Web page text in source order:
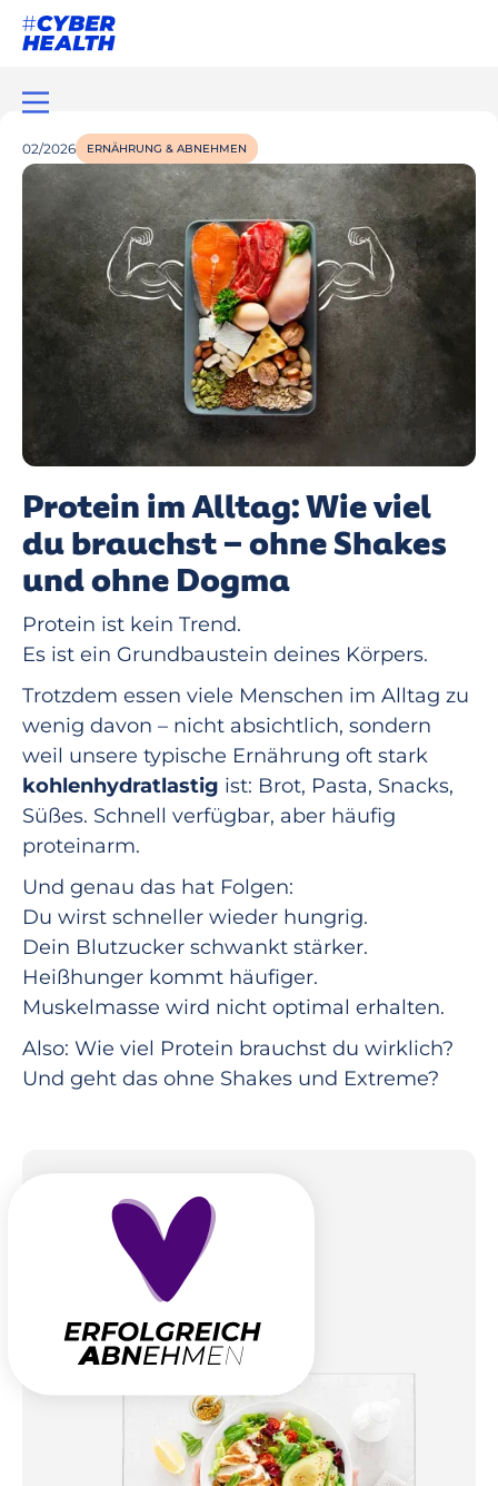
02/2026 ERNÄHRUNG & ABNEHMEN
Protein im Alltag: Wie viel
du brauchst – ohne Shakes
und ohne Dogma
Protein ist kein Trend.
Es ist ein Grundbaustein deines Körpers.
Trotzdem essen viele Menschen im Alltag zu
wenig davon – nicht absichtlich, sondern
weil unsere typische Ernährung oft stark
kohlenhydratlastig ist: Brot, Pasta, Snacks,
Süßes. Schnell verfügbar, aber häufig
proteinarm.
Und genau das hat Folgen:
Du wirst schneller wieder hungrig.
Dein Blutzucker schwankt stärker.
Heißhunger kommt häufiger.
Muskelmasse wird nicht optimal erhalten.
Also: Wie viel Protein brauchst du wirklich?
Und geht das ohne Shakes und Extreme?